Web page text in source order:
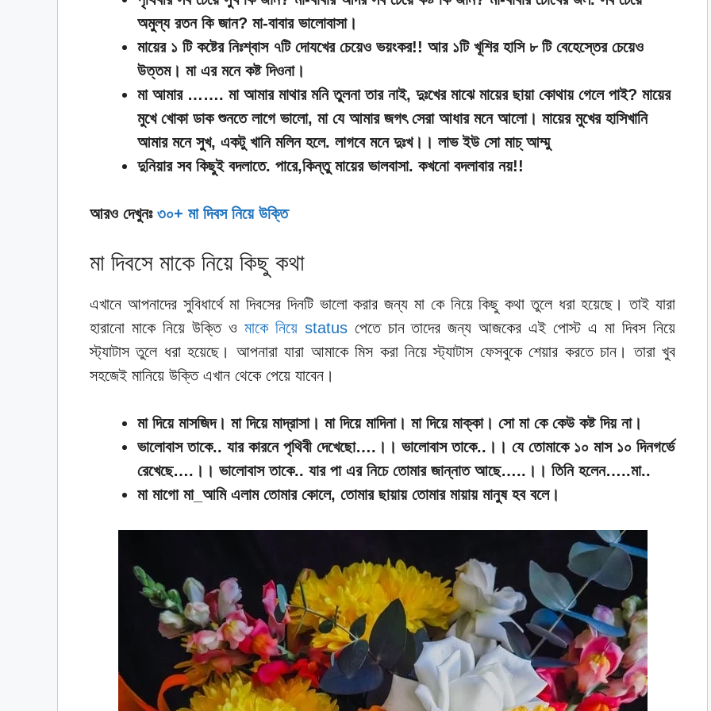
অমুল্য রতন কি জান? মা-বাবার ভালোবাসা।
মায়ের ১ টি কষ্টের নিঃশ্বাস ৭টি দোযখের চেয়েও ভয়ংকর!! আর ১টি খূশির হাসি ৮ টি বেহেস্তের চেয়েও
উত্তম। মা এর মনে কষ্ট দিওনা।
মা আমার ……. মা আমার মাথার মনি তুলনা তার নাই, দুঃখের মাঝে মায়ের ছায়া কোথায় গেলে পাই? মায়ের
মুখে খোকা ডাক শুনতে লাগে ভালো, মা যে আমার জগৎ সেরা আধার মনে আলো। মায়ের মুখের হাসিখানি
আমার মনে সুখ, একটু খানি মলিন হলে. লাগবে মনে দুঃখ।। লাভ ইউ সো মাচ্ আম্মু
দুনিয়ার সব কিছুই বদলাতে. পারে,কিন্তু মায়ের ভালবাসা. কখনো বদলাবার নয়!!
আরও দেখুনঃ ৩০+ মা দিবস নিয়ে উক্তি
মা দিবসে মাকে নিয়ে কিছু কথা
এখানে আপনাদের সুবিধার্থে মা দিবসের দিনটি ভালো করার জন্য মা কে নিয়ে কিছু কথা তুলে ধরা হয়েছে। তাই যারা
হারানো মাকে নিয়ে উক্তি ও মাকে নিয়ে statusপেতে চান তাদের জন্য আজকের এই পোস্ট এ মা দিবস নিয়ে
স্ট্যাটাস তুলে ধরা হয়েছে। আপনারা যারা আমাকে মিস করা নিয়ে স্ট্যাটাস ফেসবুকে শেয়ার করতে চান। তারা খুব
সহজেই মানিয়ে উক্তি এখান থেকে পেয়ে যাবেন।
মা দিয়ে মাসজিদ। মা দিয়ে মাদ্রাসা। মা দিয়ে মাদিনা। মা দিয়ে মাক্কা। সো মা কে কেউ কষ্ট দিয় না।
ভালোবাস তাকে.. যার কারনে পৃথিবী দেখেছো….।। ভালোবাস তাকে..।। যে তোমাকে ১০ মাস ১০ দিনগর্ভে
রেখেছে….।। ভালোবাস তাকে.. যার পা এর নিচে তোমার জান্নাত আছে…..।। তিনি হলেন…..মা..
মা মাগো মা_আমি এলাম তোমার কোলে, তোমার ছায়ায় তোমার মায়ায়‪ মানুষ ‬হব বলে।